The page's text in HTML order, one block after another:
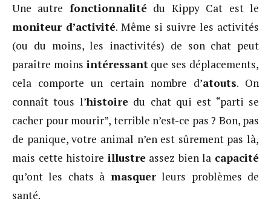
Une autre fonctionnalitédu Kippy Cat est le
moniteur d’activité. Même si suivre les activités
(ou du moins, les inactivités) de son chat peut
paraître moins intéressantque ses déplacements,
cela comporte un certain nombre d’atouts. On
connaît tous l’histoiredu chat qui est “parti se
cacher pour mourir”, terrible n’est-ce pas ? Bon, pas
de panique, votre animal n’en est sûrement pas là,
mais cette histoire illustreassez bien la capacité
qu’ont les chats à masquerleurs problèmes de
santé.